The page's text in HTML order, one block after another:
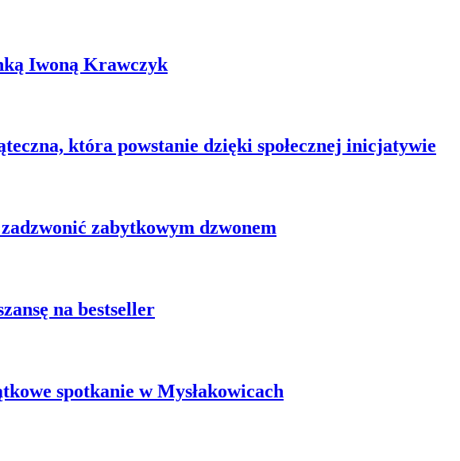
Iwoną Krawczyk
która powstanie dzięki społecznej inicjatywie
zabytkowym dzwonem
na bestseller
spotkanie w Mysłakowicach